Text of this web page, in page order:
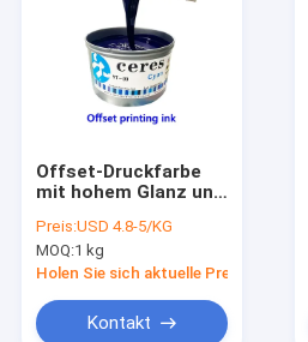
Offset-Druckfarbe
mit hohem Glanz und
CMYK Ceres-
Lösungsmittel-
basierte Druckfarben
Preis:USD 4.8-5/KG
MOQ:1 kg
Holen Sie sich aktuelle Preis
Kontakt